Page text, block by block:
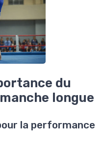
du
longue
la performance